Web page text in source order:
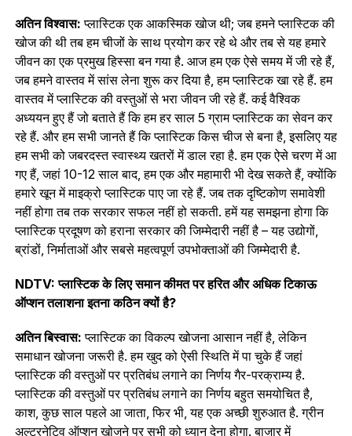
अतिन विश्वास: प्लास्टिक एक आकस्मिक खोज थी; जब हमने प्लास्टिक की
खोज की थी तब हम चीजों के साथ प्रयोग कर रहे थे और तब से यह हमारे
जीवन का एक प्रमुख हिस्सा बन गया है. आज हम एक ऐसे समय में जी रहे हैं,
जब हमने वास्तव में सांस लेना शुरू कर दिया है, हम प्लास्टिक खा रहे हैं. हम
वास्तव में प्लास्टिक की वस्तुओं से भरा जीवन जी रहे हैं. कई वैश्विक
अध्ययन हुए हैं जो बताते हैं कि हम हर साल 5 ग्राम प्लास्टिक का सेवन कर
रहे हैं. और हम सभी जानते हैं कि प्लास्टिक किस चीज से बना है, इसलिए यह
हम सभी को जबरदस्त स्वास्थ्य खतरों में डाल रहा है. हम एक ऐसे चरण में आ
गए हैं, जहां 10-12 साल बाद, हम एक और महामारी भी देख सकते हैं, क्योंकि
हमारे खून में माइक्रो प्लास्टिक पाए जा रहे हैं. जब तक दृष्टिकोण समावेशी
नहीं होगा तब तक सरकार सफल नहीं हो सकती. हमें यह समझना होगा कि
प्लास्टिक प्रदूषण को हराना सरकार की जिम्मेदारी नहीं है – यह उद्योगों,
ब्रांडों, निर्माताओं और सबसे महत्वपूर्ण उपभोक्ताओं की जिम्मेदारी है.
NDTV: प्लास्टिक के लिए समान कीमत पर हरित और अधिक टिकाऊ
ऑप्‍शन तलाशना इतना कठिन क्यों है?
अतिन बिस्वास: प्लास्टिक का विकल्प खोजना आसान नहीं है, लेकिन
समाधान खोजना जरूरी है. हम खुद को ऐसी स्थिति में पा चुके हैं जहां
प्लास्टिक की वस्तुओं पर प्रतिबंध लगाने का निर्णय गैर-परक्राम्य है.
प्लास्टिक की वस्तुओं पर प्रतिबंध लगाने का निर्णय बहुत समयोचित है,
काश, कुछ साल पहले आ जाता, फिर भी, यह एक अच्छी शुरुआत है. ग्रीन
अल्टरनेटिव ऑप्‍शन खोजने पर सभी को ध्यान देना होगा. बाजार में